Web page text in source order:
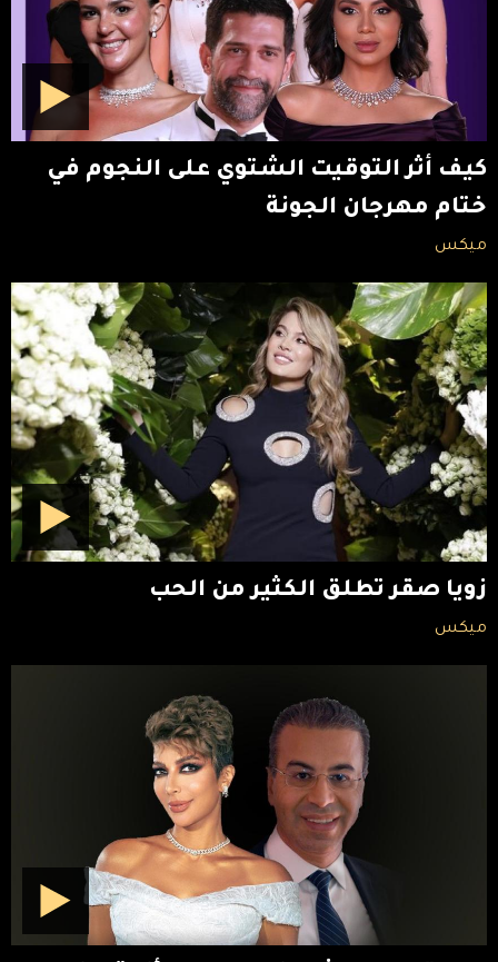
كيف أثر التوقيت الشتوي على النجوم في
ختام مهرجان الجونة
ميكس
زويا صقر تطلق الكثير من الحب
ميكس